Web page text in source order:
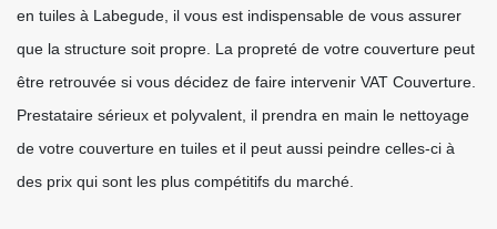
en tuiles à Labegude, il vous est indispensable de vous assurer
que la structure soit propre. La propreté de votre couverture peut
être retrouvée si vous décidez de faire intervenir VAT Couverture.
Prestataire sérieux et polyvalent, il prendra en main le nettoyage
de votre couverture en tuiles et il peut aussi peindre celles-ci à
des prix qui sont les plus compétitifs du marché.